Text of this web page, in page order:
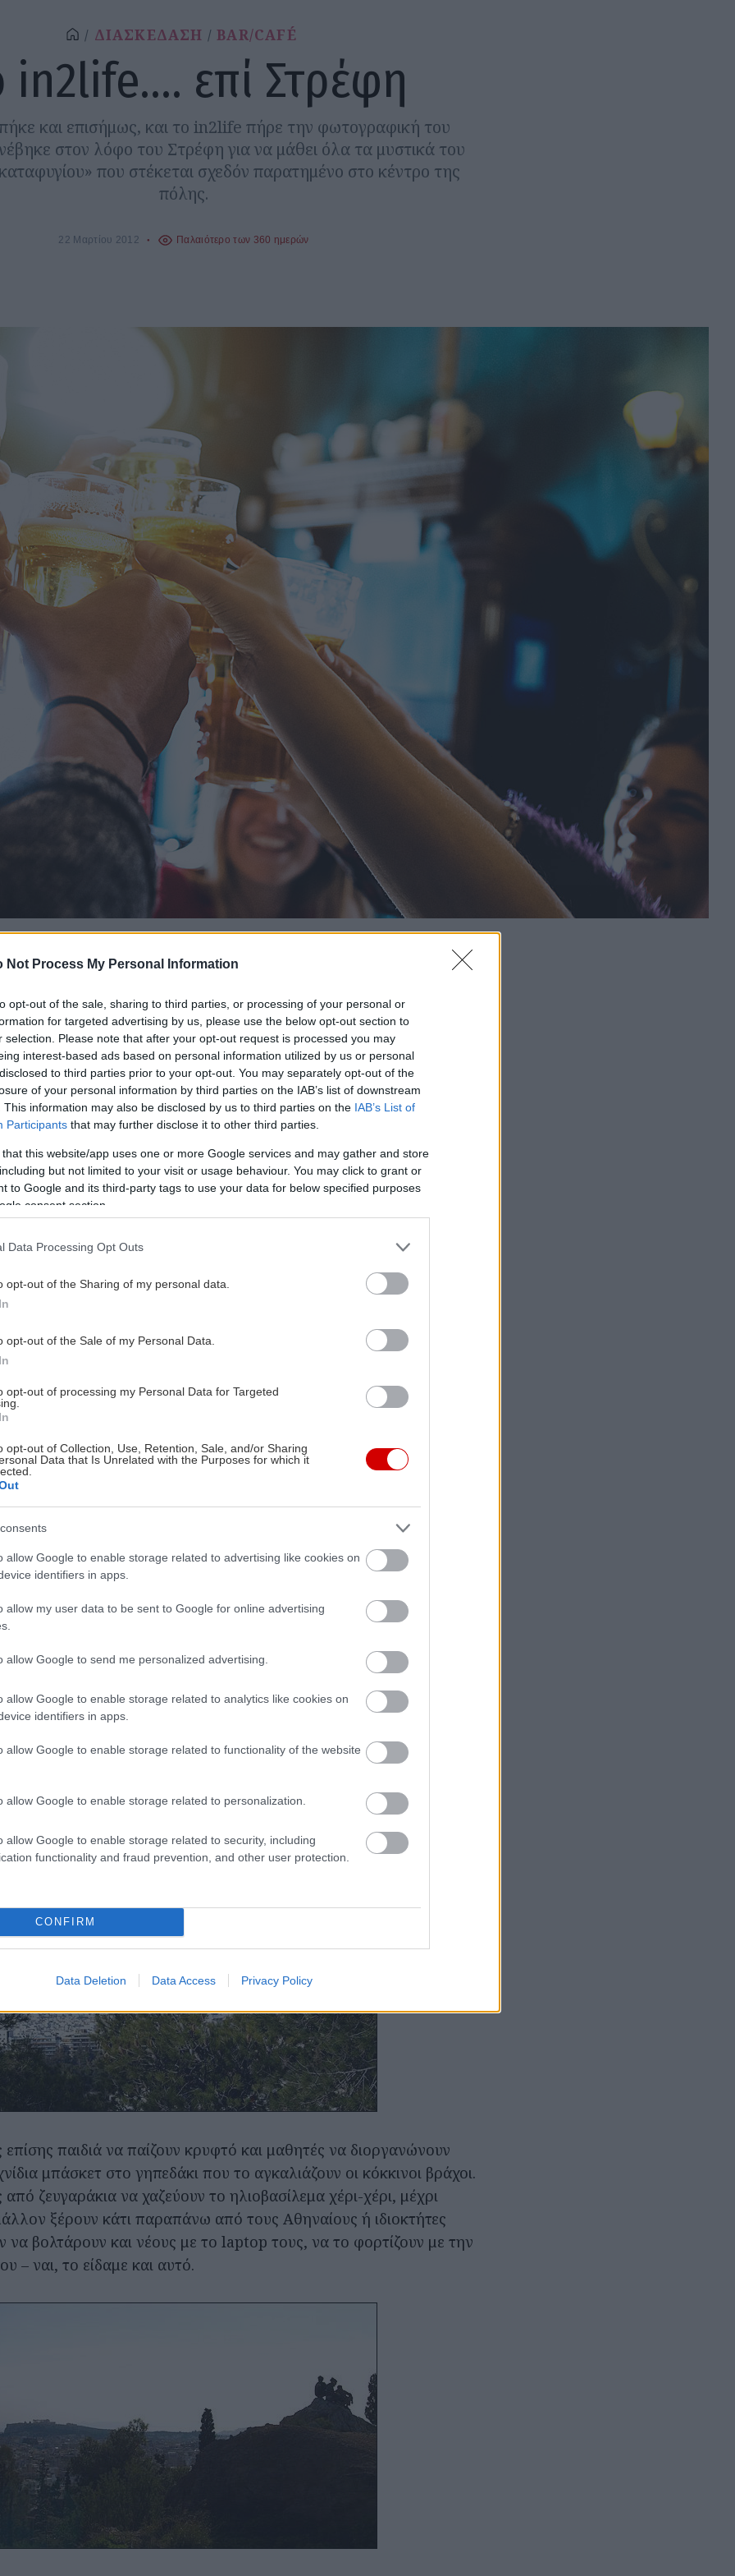
Not Process My Personal Information
opt-out of the sale, sharing to third parties, or processing of your personal or
for targeted advertising by us, please use the below opt-out section to
selection. Please note that after your opt-out request is processed you may
interest-based ads based on personal information utilized by us or personal
to third parties prior to your opt-out. You may separately opt-out of the
of your personal information by third parties on the IAB’s list of downstream
This information may also be disclosed by us to third parties on the IAB’s List of
Participants that may further disclose it to other third parties.
that this website/app uses one or more Google services and may gather and store
but not limited to your visit or usage behaviour. You may click to grant or
to Google and its third-party tags to use your data for below specified purposes
consent section.
Data Processing Opt Outs
opt-out of the Sharing of my personal data.
opt-out of the Sale of my Personal Data.
opt-out of processing my Personal Data for Targeted
opt-out of Collection, Use, Retention, Sale, and/or Sharing
Data that Is Unrelated with the Purposes for which it
allow Google to enable storage related to advertising like cookies on
identifiers in apps.
allow my user data to be sent to Google for online advertising
allow Google to send me personalized advertising.
allow Google to enable storage related to analytics like cookies on
identifiers in apps.
allow Google to enable storage related to functionality of the website
allow Google to enable storage related to personalization.
allow Google to enable storage related to security, including
functionality and fraud prevention, and other user protection.
CONFIRM
Data Deletion Data Access Privacy Policy
ΔΙΑΣΚΕΔΑΣΗ BAR/CAFÉ
in2life…. επί Στρέφη
και επισήμως, και το in2life πήρε την φωτογραφική του
στον λόφο του Στρέφη για να μάθει όλα τα μυστικά του
που στέκεται σχεδόν παρατημένο στο κέντρο της
πόλης.
22 Μαρτίου 2012 Παλαιότερο των 360 ημερών
Γιώργος Κόκουβας
τις πρώτες Κυριακές της Άνοιξης, που μια βόλτα για έναν καφέ
μπορεί να σε ξεστρατίσει από τις κλασικές πιάτσες με τα
να σε παρασύρει να ακολουθήσεις ένα τυχαίο δρομάκι, έναν
και τελικά μια σειρά από σχεδόν κατακόρυφα σκαλοπάτια, που
πρασίνου. Ότι κάπου μεταξύ Εξαρχείων και Νεάπολης, υπάρχει
κανείς εκεί; Θα μπορούσε να είναι και δική μας ερώτηση, σαφώς
την φωτογραφική μας μηχανή, η οποία είχε ξεχάσει –μαζί κι
πανοραμικά, από τα βόρεια προάστια και τον Λυκαβηττό
επίσης παιδιά να παίζουν κρυφτό και μαθητές να διοργανώνουν
μπάσκετ στο γηπεδάκι που το αγκαλιάζουν οι κόκκινοι βράχοι.
ζευγαράκια να χαζεύουν το ηλιοβασίλεμα χέρι-χέρι, μέχρι
ξέρουν κάτι παραπάνω από τους Αθηναίους ή ιδιοκτήτες
βολτάρουν και νέους με το laptop τους, να το φορτίζουν με την
– ναι, το είδαμε και αυτό.